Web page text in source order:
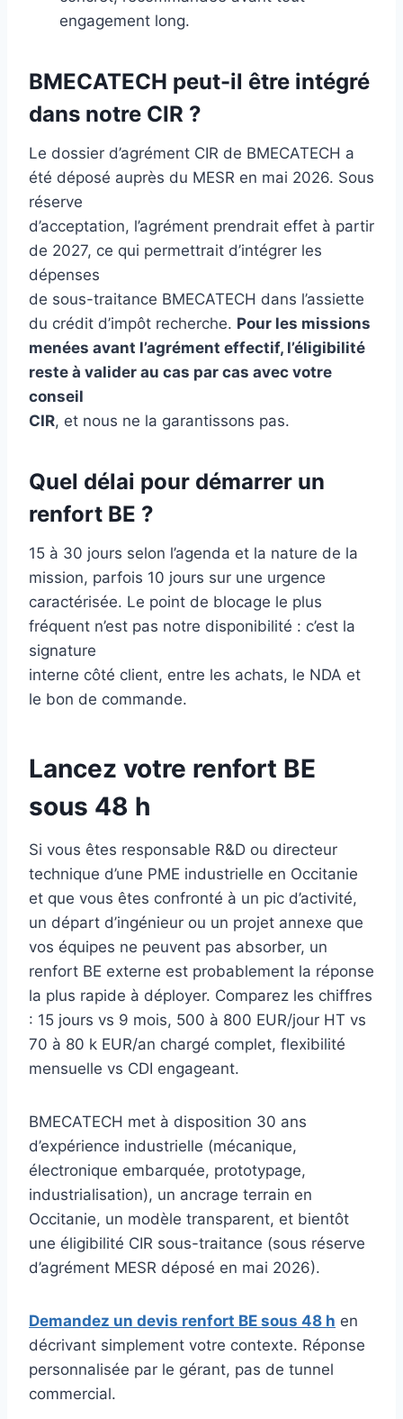
engagement long.
BMECATECH peut-il être intégré
dans notre CIR ?
Le dossier d’agrément CIR de BMECATECH a
été déposé auprès du MESR en mai 2026. Sous
réserve
d’acceptation, l’agrément prendrait effet à partir
de 2027, ce qui permettrait d’intégrer les
dépenses
de sous-traitance BMECATECH dans l’assiette
du crédit d’impôt recherche. Pour les missions
menées avant l’agrément effectif, l’éligibilité
reste à valider au cas par cas avec votre
conseil
CIR, et nous ne la garantissons pas.
Quel délai pour démarrer un
renfort BE ?
15 à 30 jours selon l’agenda et la nature de la
mission, parfois 10 jours sur une urgence
caractérisée. Le point de blocage le plus
fréquent n’est pas notre disponibilité : c’est la
signature
interne côté client, entre les achats, le NDA et
le bon de commande.
Lancez votre renfort BE
sous 48 h
Si vous êtes responsable R&D ou directeur
technique d’une PME industrielle en Occitanie
et que vous êtes confronté à un pic d’activité,
un départ d’ingénieur ou un projet annexe que
vos équipes ne peuvent pas absorber, un
renfort BE externe est probablement la réponse
la plus rapide à déployer. Comparez les chiffres
: 15 jours vs 9 mois, 500 à 800 EUR/jour HT vs
70 à 80 k EUR/an chargé complet, flexibilité
mensuelle vs CDI engageant.
BMECATECH met à disposition 30 ans
d’expérience industrielle (mécanique,
électronique embarquée, prototypage,
industrialisation), un ancrage terrain en
Occitanie, un modèle transparent, et bientôt
une éligibilité CIR sous-traitance (sous réserve
d’agrément MESR déposé en mai 2026).
Demandez un devis renfort BE sous 48 h en
décrivant simplement votre contexte. Réponse
personnalisée par le gérant, pas de tunnel
commercial.